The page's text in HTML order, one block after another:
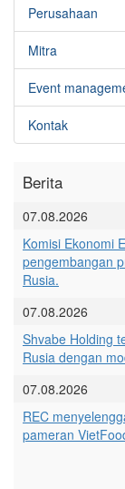
Perusahaan
Mitra
Event
Kontak
Berita
07.08.2026
Komisi Ekonomi
pengembangan
Rusia.
07.08.2026
Shvabe Holding
Rusia dengan
07.08.2026
REC
pameran